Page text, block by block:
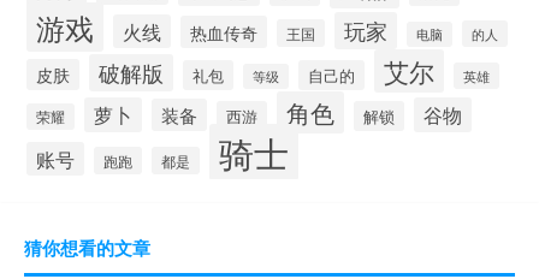
游戏 火线 热血传奇 王国 玩家 电脑 的人
皮肤 破解版 礼包 等级 自己的 艾尔 英雄
荣耀 萝卜 装备 西游 角色 解锁 谷物
账号 跑跑 都是 骑士
猜你想看的文章